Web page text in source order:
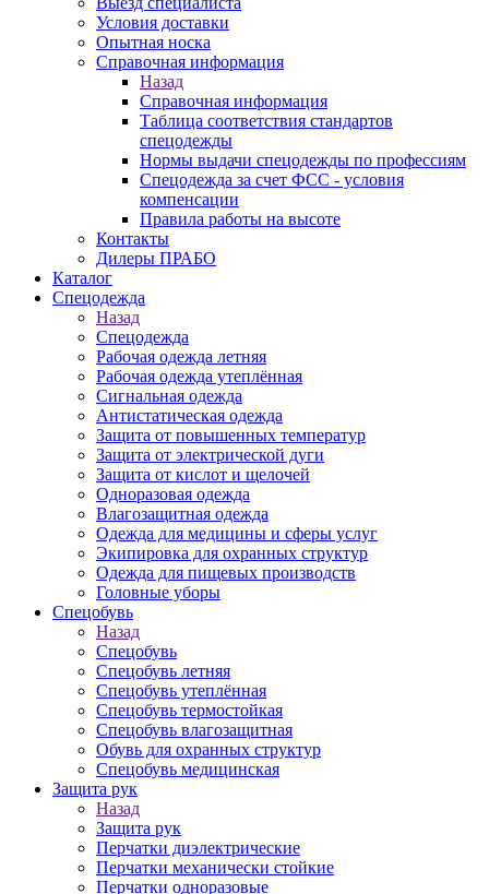
Условия доставки
Опытная носка
Справочная информация
Назад
Справочная информация
Таблица соответствия стандартов
спецодежды
Нормы выдачи спецодежды по профессиям
Спецодежда за счет ФСС - условия
компенсации
Правила работы на высоте
Контакты
Дилеры ПРАБО
Каталог
Спецодежда
Назад
Спецодежда
Рабочая одежда летняя
Рабочая одежда утеплённая
Сигнальная одежда
Антистатическая одежда
Защита от повышенных температур
Защита от электрической дуги
Защита от кислот и щелочей
Одноразовая одежда
Влагозащитная одежда
Одежда для медицины и сферы услуг
Экипировка для охранных структур
Одежда для пищевых производств
Головные уборы
Спецобувь
Назад
Спецобувь
Спецобувь летняя
Спецобувь утеплённая
Спецобувь термостойкая
Спецобувь влагозащитная
Обувь для охранных структур
Спецобувь медицинская
Защита рук
Назад
Защита рук
Перчатки диэлектрические
Перчатки механически стойкие
Перчатки одноразовые